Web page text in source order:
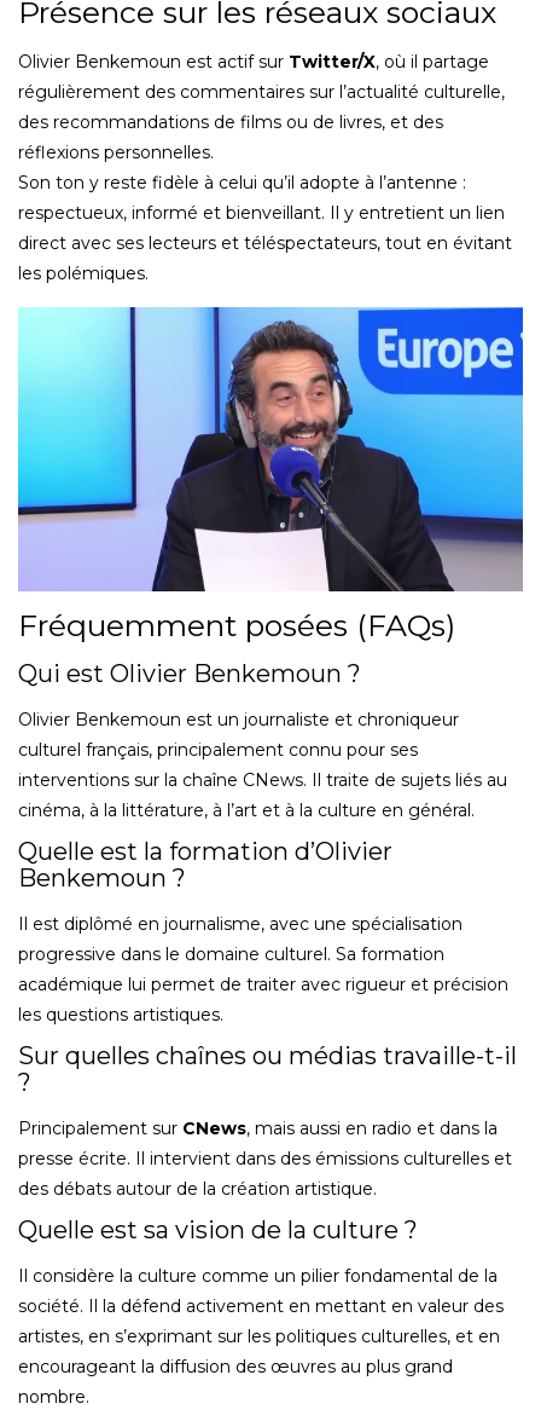
Présence sur les réseaux sociaux
Olivier Benkemoun est actif sur Twitter/X, où il partage
régulièrement des commentaires sur l’actualité culturelle,
des recommandations de films ou de livres, et des
réflexions personnelles.
Son ton y reste fidèle à celui qu’il adopte à l’antenne :
respectueux, informé et bienveillant. Il y entretient un lien
direct avec ses lecteurs et téléspectateurs, tout en évitant
les polémiques.
Fréquemment posées (FAQs)
Qui est Olivier Benkemoun ?
Olivier Benkemoun est un journaliste et chroniqueur
culturel français, principalement connu pour ses
interventions sur la chaîne CNews. Il traite de sujets liés au
cinéma, à la littérature, à l’art et à la culture en général.
Quelle est la formation d’Olivier
Benkemoun ?
Il est diplômé en journalisme, avec une spécialisation
progressive dans le domaine culturel. Sa formation
académique lui permet de traiter avec rigueur et précision
les questions artistiques.
Sur quelles chaînes ou médias travaille-t-il
?
Principalement sur CNews, mais aussi en radio et dans la
presse écrite. Il intervient dans des émissions culturelles et
des débats autour de la création artistique.
Quelle est sa vision de la culture ?
Il considère la culture comme un pilier fondamental de la
société. Il la défend activement en mettant en valeur des
artistes, en s’exprimant sur les politiques culturelles, et en
encourageant la diffusion des œuvres au plus grand
nombre.